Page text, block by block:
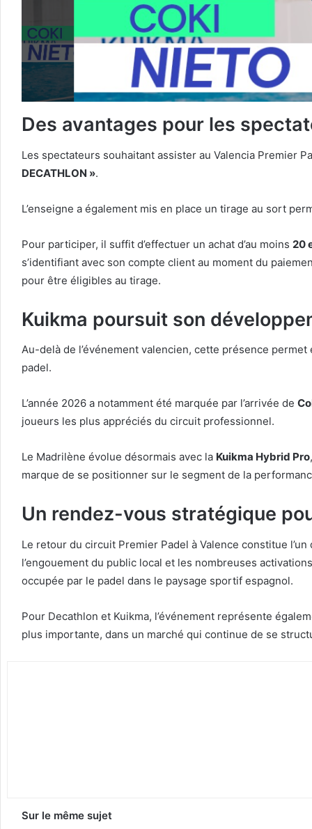
Des avantages pour les
Les spectateurs souhaitant assister au Valencia Premier
DECATHLON ».
L’enseigne a également mis en place un tirage au sort
Pour participer, il suffit d’effectuer un achat d’au moins 20
s’identifiant avec son compte client au moment du
pour être éligibles au tirage.
Kuikma poursuit son
Au-delà de l’événement valencien, cette présence
padel.
L’année 2026 a notamment été marquée par l’arrivée de
joueurs les plus appréciés du circuit professionnel.
Le Madrilène évolue désormais avec la Kuikma Hybrid Pro
marque de se positionner sur le segment de la
Un rendez-vous stratégique
Le retour du circuit Premier Padel à Valence constitue
l’engouement du public local et les nombreuses
occupée par le padel dans le paysage sportif espagnol.
Pour Decathlon et Kuikma, l’événement représente
plus importante, dans un marché qui continue de se
Sur le même sujet